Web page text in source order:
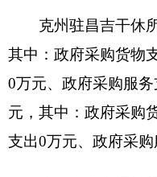
工作任务而发生的人员支
项目支出：指在基本
任务和事业发展目标所发
经营支出：指事业单
助活动之外开展非独立核